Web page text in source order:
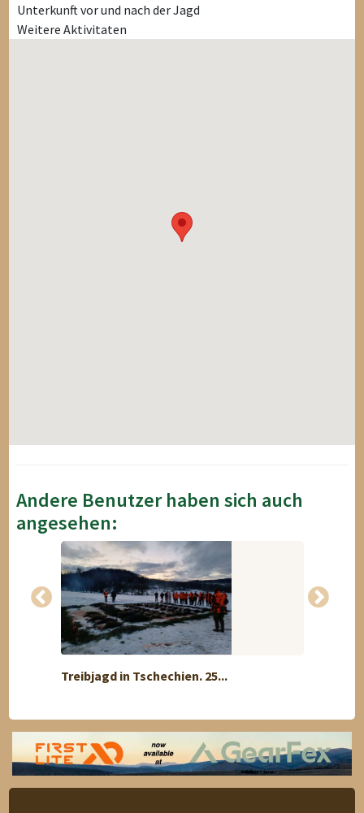
Unterkunft vor und nach der Jagd
Weitere Aktivitaten
Andere Benutzer haben sich auch
angesehen:
Treibjagd in Tschechien. 25...